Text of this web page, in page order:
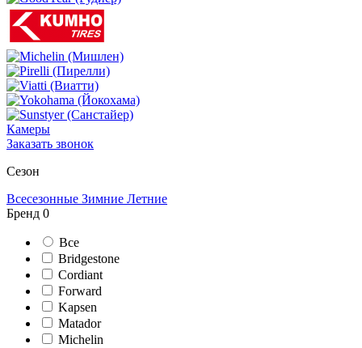
Камеры
Заказать звонок
Сезон
Всесезонные Зимние Летние
Бренд 0
Все
Bridgestone
Cordiant
Forward
Kapsen
Matador
Michelin